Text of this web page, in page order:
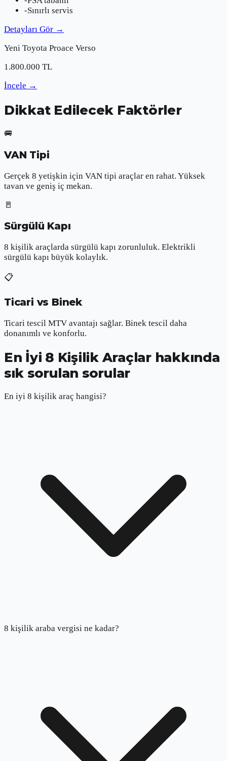
-Sınırlı servis
Detayları Gör →
Yeni Toyota Proace Verso
1.800.000 TL
İncele →
Dikkat Edilecek Faktörler
🚐
VAN Tipi
Gerçek 8 yetişkin için VAN tipi araçlar en rahat. Yüksek
tavan ve geniş iç mekan.
🚪
Sürgülü Kapı
8 kişilik araçlarda sürgülü kapı zorunluluk. Elektrikli
sürgülü kapı büyük kolaylık.
📋
Ticari vs Binek
Ticari tescil MTV avantajı sağlar. Binek tescil daha
donanımlı ve konforlu.
En İyi 8 Kişilik Araçlar hakkında
sık sorulan sorular
En iyi 8 kişilik araç hangisi?
8 kişilik araba vergisi ne kadar?